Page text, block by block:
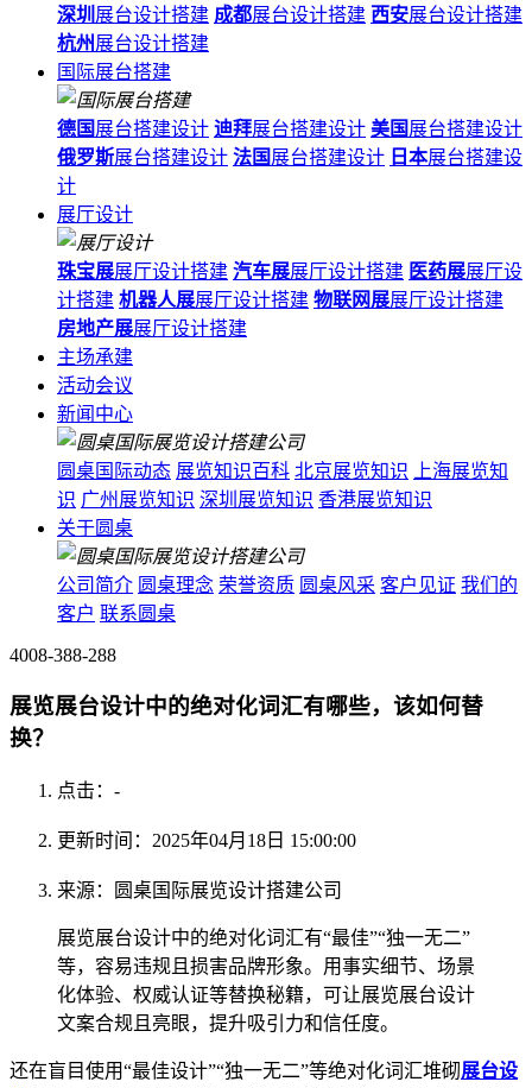
深圳 展台设计搭建 成都展台设计搭建 西安展台设计搭建
杭州展台设计搭建
国际展台搭建
德国 展台搭建设计 迪拜展台搭建设计 美国 展台搭建设计
俄罗斯展台搭建设计 法国 展台搭建设计 日本展台搭建设
计
展厅设计
珠宝展展厅设计搭建 汽车展展厅设计搭建 医药展展厅设
计搭建 机器人展展厅设计搭建 物联网展展厅设计搭建
房地产展展厅设计搭建
主场承建
活动会议
新闻中心
圆桌国际动态 展览知识百科 北京展览知识
上海展览知
识 广州展览知识 深圳展览知识 香港展览知识
关于圆桌
公司简介 圆桌理念 荣誉资质 圆桌风采 客户见证 我们的
客户 联系圆桌
4008-388-288
展览展台设计中的绝对化词汇有哪些，该如何替
换？
点击： -
更新时间：2025年04月18日 15:00:00
来源：圆桌国际展览设计搭建公司
展览展台设计中的绝对化词汇有“最佳”“独一无二”
等，容易违规且损害品牌形象。用事实细节、场景
化体验、权威认证等替换秘籍，可让展览展台设计
文案合规且亮眼，提升吸引力和信任度。
还在盲目使用“最佳设计”“独一无二”等绝对化词汇堆砌展台设